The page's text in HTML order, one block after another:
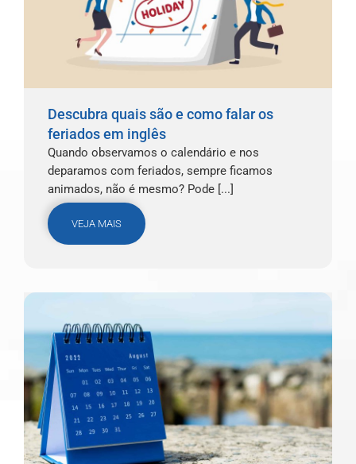
Descubra quais são e como falar os
feriados em inglês
Quando observamos o calendário e nos
deparamos com feriados, sempre ficamos
animados, não é mesmo? Pode [...]
VEJA MAIS